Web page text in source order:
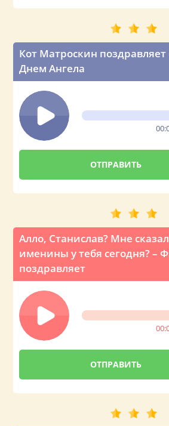
Кот Матроскин поздравляет
Днем Ангела
Алло, Станислав? Мне
именины у тебя сегодня? –
поздравляет